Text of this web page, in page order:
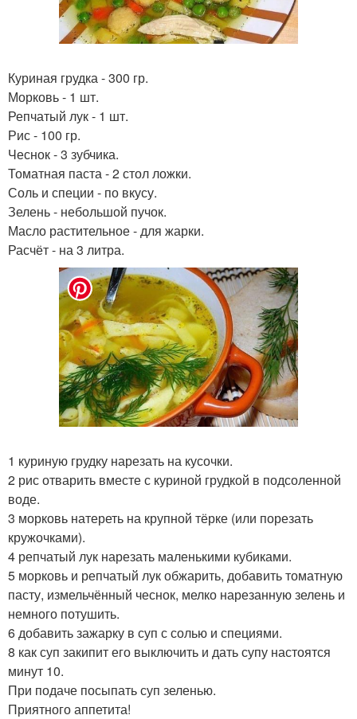
Куриная грудка - 300 гр.
Морковь - 1 шт.
Репчатый лук - 1 шт.
Рис - 100 гр.
Чеснок - 3 зубчика.
Томатная паста - 2 стол ложки.
Соль и специи - по вкусу.
Зелень - небольшой пучок.
Масло растительное - для жарки.
Расчёт - на 3 литра.
1 куриную грудку нарезать на кусочки.
2 рис отварить вместе с куриной грудкой в подсоленной
воде.
3 морковь натереть на крупной тёрке (или порезать
кружочками).
4 репчатый лук нарезать маленькими кубиками.
5 морковь и репчатый лук обжарить, добавить томатную
пасту, измельчённый чеснок, мелко нарезанную зелень и
немного потушить.
6 добавить зажарку в суп с солью и специями.
8 как суп закипит его выключить и дать супу настоятся
минут 10.
При подаче посыпать суп зеленью.
Приятного аппетита!